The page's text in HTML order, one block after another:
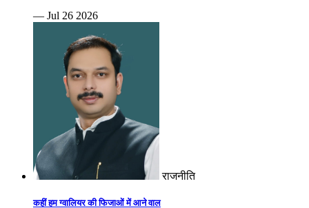
— Jul 26 2026
राजनीति
कहीं हम ग्वालियर की फिजाओं में आने वाल